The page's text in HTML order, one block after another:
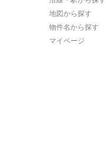
地図から探す
物件名から探す
マイページ